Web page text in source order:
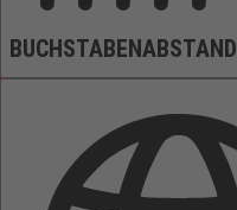
BUCHSTABENABSTAND